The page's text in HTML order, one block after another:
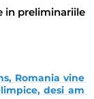
in preliminariile
Romania vine
desi am